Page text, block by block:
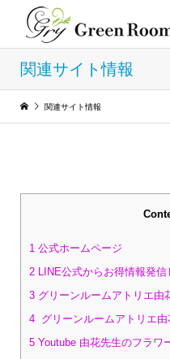
関連サイト情報
関連サイト情報
1公式ホームページ
2LINE公式からお得情報発信
3グリーンルームアトリエ
4グリーンルームアトリエ
5Youtube 由花先生のフラワ